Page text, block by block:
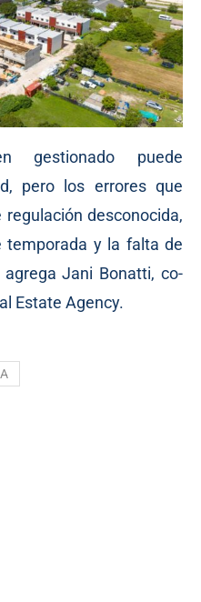
gestionado puede
pero los errores que
desconocida,
temporada y la falta de
Jani Bonatti, co-
Estate Agency.